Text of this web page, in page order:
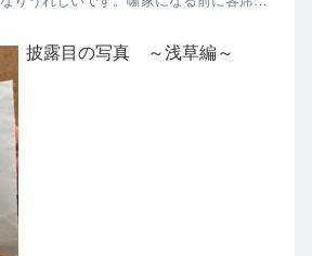
披露目の写真 ～浅草編～